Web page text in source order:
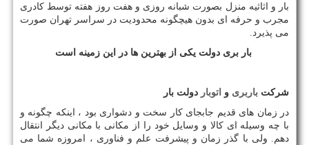
بار و اثاثیه منزل بصورت شبانه روزی و هفت روز هفته توسط کادری
مجرب و حرفه ای بدون هیچگونه محدودیت در سراسر تهران صورت
می پذیرد.
بار بری دولت یکی از بهترین ها در این زمینه است
شرکت باربری و اتوبار دولت بار
در زمان های قدیم جابجای کار سخت و دشواری بود ، اینکه چگونه و
با چه وسیله ای کالا و وسایل خود را از مکانی با مکانی دیگر انتقال
دهم. ولی با گذر زمان و پیشرفت علم و فناوری ، امروزه شما می